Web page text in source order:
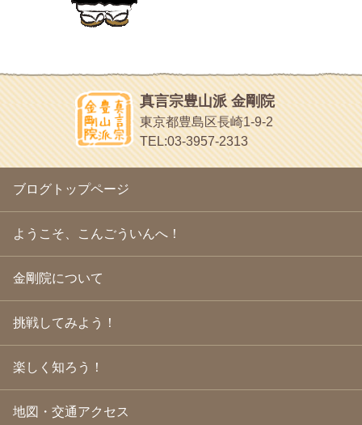
2010年10月(13)
(16)
2010年6月(18)
2010年5月(22)
2010年4月(25)
2010年3月
(22)
2010年2月(23)
2010年1月(23)
(18)
2009年11月
(20)
2009年10月(20)
2009年9月 (20)
2009年6月(22)
2009年5月(20)
2009年4月
(24)
2009年3月(21)
2009年2月(19)
2009年1月(25)
2008年10月
(31)
日本人の繊細な体質にあわせた、やさしく気持ちよい鍼灸治療で
ほうげん日記
放言じゃなくて和尚さんの名前だよ
面白いサイトみつけたよ。
ヘェ～という感じ
chocolab.Air♪DIALY
ラブラドールのワンちゃんがかわいいよ
真言宗豊山派 金剛院
東京都豊島区長崎1-9-2
TEL:03-3957-2313
ブログトップページ
ようこそ、こんごういんへ！
金剛院について
挑戦してみよう！
楽しく知ろう！
地図・交通アクセス